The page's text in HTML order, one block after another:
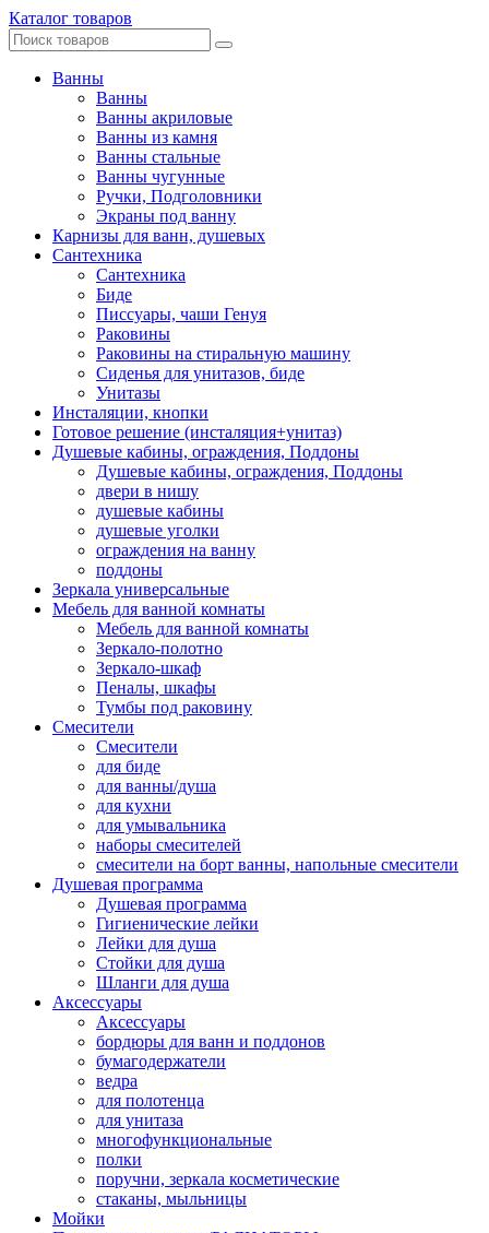
Каталог товаров
Ванны
Ванны
Ванны акриловые
Ванны из камня
Ванны стальные
Ванны чугунные
Ручки, Подголовники
Экраны под ванну
Карнизы для ванн, душевых
Сантехника
Сантехника
Биде
Писсуары, чаши Генуя
Раковины
Раковины на стиральную машину
Сиденья для унитазов, биде
Унитазы
Инсталяции, кнопки
Готовое решение (инсталяция+унитаз)
Душевые кабины, ограждения, Поддоны
Душевые кабины, ограждения, Поддоны
двери в нишу
душевые кабины
душевые уголки
ограждения на ванну
поддоны
Зеркала универсальные
Мебель для ванной комнаты
Мебель для ванной комнаты
Зеркало-полотно
Зеркало-шкаф
Пеналы, шкафы
Тумбы под раковину
Смесители
Смесители
для биде
для ванны/душа
для кухни
для умывальника
наборы смесителей
смесители на борт ванны, напольные смесители
Душевая программа
Душевая программа
Гигиенические лейки
Лейки для душа
Стойки для душа
Шланги для душа
Аксессуары
Аксессуары
бордюры для ванн и поддонов
бумагодержатели
ведра
для полотенца
для унитаза
многофункциональные
полки
поручни, зеркала косметические
стаканы, мыльницы
Мойки